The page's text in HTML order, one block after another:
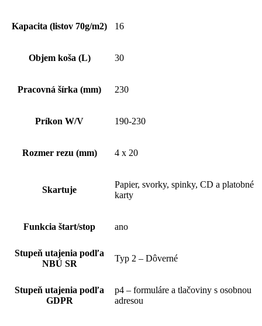
Kapacita (listov 70g/m2) 16
Objem koša (L) 30
Pracovná šírka (mm) 230
Príkon W/V 190-230
Rozmer rezu (mm) 4 x 20
Skartuje
Papier, svorky, spinky, CD a platobné
karty
Funkcia štart/stop ano
Stupeň utajenia podľa
NBÚ SR
Typ 2 – Dôverné
Stupeň utajenia podľa
GDPR
p4 – formuláre a tlačoviny s osobnou
adresou